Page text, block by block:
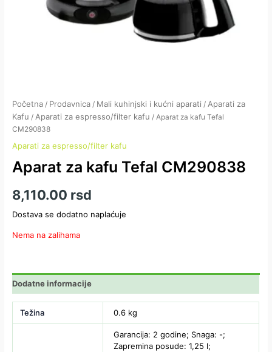
Početna / Prodavnica / Mali kuhinjski i kućni aparati /Aparati za
Kafu /Aparati za espresso/filter kafu / Aparat za kafu Tefal
CM290838
Aparati za espresso/filter kafu
Aparat za kafu Tefal CM290838
8,110.00 rsd
Dostava se dodatno naplaćuje
Nema na zalihama
Dodatne informacije
Težina 0.6 kg
Garancija: 2 godine; Snaga: -;
Zapremina posude: 1,25 l;